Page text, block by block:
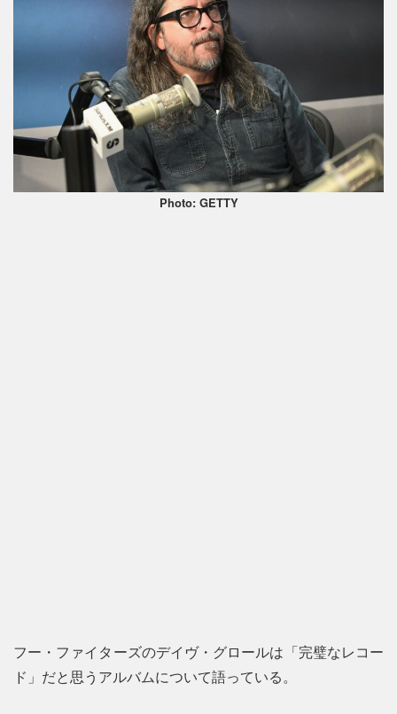
Photo: GETTY
フー・ファイターズのデイヴ・グロールは「完璧なレコー
ド」だと思うアルバムについて語っている。